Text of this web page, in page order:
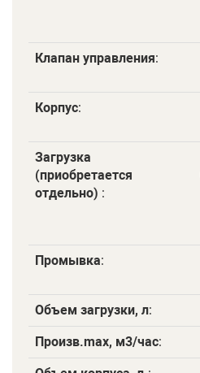
Клапан управления:
Корпус:
Загрузка
(приобретается
отдельно) :
Промывка:
Объем загрузки, л:
Произв.maх, м3/час: